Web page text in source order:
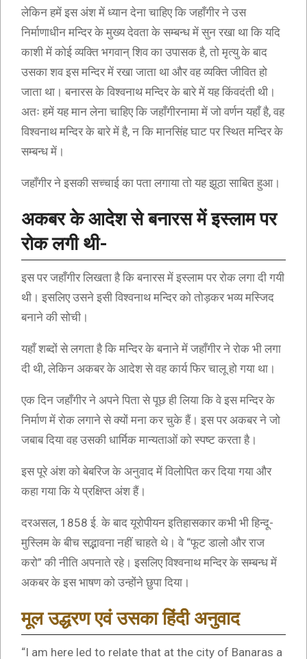
लेकिन हमें इस अंश में ध्यान देना चाहिए कि जहाँगीर ने उस
निर्माणाधीन मन्दिर के मुख्य देवता के सम्बन्ध में सुन रखा था कि यदि
काशी में कोई व्यक्ति भगवान् शिव का उपासक है, तो मृत्यु के बाद
उसका शव इस मन्दिर में रखा जाता था और वह व्यक्ति जीवित हो
जाता था। बनारस के विश्वनाथ मन्दिर के बारे में यह किंवदंती थी।
अतः हमें यह मान लेना चाहिए कि जहाँगीरनामा में जो वर्णन यहाँ है, वह
विश्वनाथ मन्दिर के बारे में है, न कि मानसिंह घाट पर स्थित मन्दिर के
सम्बन्ध में।
जहाँगीर ने इसकी सच्चाई का पता लगाया तो यह झूठा साबित हुआ।
अकबर के आदेश से बनारस में इस्लाम पर
रोक लगी थी-
इस पर जहाँगीर लिखता है कि बनारस में इस्लाम पर रोक लगा दी गयी
थी। इसलिए उसने इसी विश्वनाथ मन्दिर को तोड़कर भव्य मस्जिद
बनाने की सोची।
यहाँ शब्दों से लगता है कि मन्दिर के बनाने में जहाँगीर ने रोक भी लगा
दी थी, लेकिन अकबर के आदेश से वह कार्य फिर चालू हो गया था।
एक दिन जहाँगीर ने अपने पिता से पूछ ही लिया कि वे इस मन्दिर के
निर्माण में रोक लगाने से क्यों मना कर चुके हैं। इस पर अकबर ने जो
जबाब दिया वह उसकी धार्मिक मान्यताओं को स्पष्ट करता है।
इस पूरे अंश को बेबरिज के अनुवाद में विलोपित कर दिया गया और
कहा गया कि ये प्रक्षिप्त अंश हैं।
दरअसल, 1858 ई. के बाद यूरोपीयन इतिहासकार कभी भी हिन्दू-
मुस्लिम के बीच सद्भावना नहीं चाहते थे। वे “फूट डालो और राज
करो” की नीति अपनाते रहे। इसलिए विश्वनाथ मन्दिर के सम्बन्ध में
अकबर के इस भाषण को उन्होंने छुपा दिया।
मूल उद्धरण एवं उसका हिंदी अनुवाद
“I am here led to relate that at the city of Banaras a